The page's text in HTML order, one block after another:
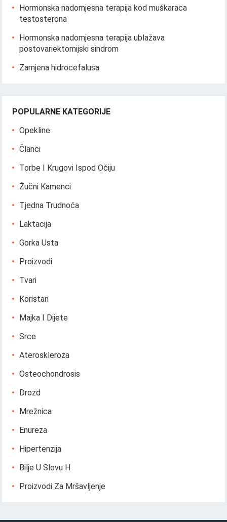
Hormonska nadomjesna terapija kod muškaraca
testosterona
Hormonska nadomjesna terapija ublažava
postovariektomijski sindrom
Zamjena hidrocefalusa
POPULARNE KATEGORIJE
Opekline
Članci
Torbe I Krugovi Ispod Očiju
Žučni Kamenci
Tjedna Trudnoća
Laktacija
Gorka Usta
Proizvodi
Tvari
Koristan
Majka I Dijete
Srce
Ateroskleroza
Osteochondrosis
Drozd
Mrežnica
Enureza
Hipertenzija
Bilje U Slovu H
Proizvodi Za Mršavljenje